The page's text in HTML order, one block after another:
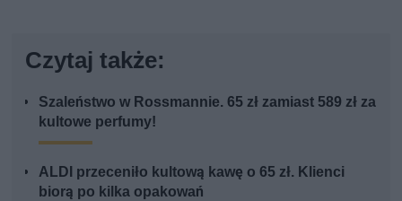
Czytaj także:
Szaleństwo w Rossmannie. 65 zł zamiast 589 zł za
kultowe perfumy!
ALDI przeceniło kultową kawę o 65 zł. Klienci
biorą po kilka opakowań